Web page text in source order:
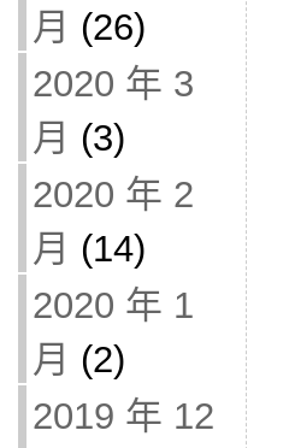
月 (26)
2020 年 3
月 (3)
2020 年 2
月 (14)
2020 年 1
月 (2)
2019 年 12